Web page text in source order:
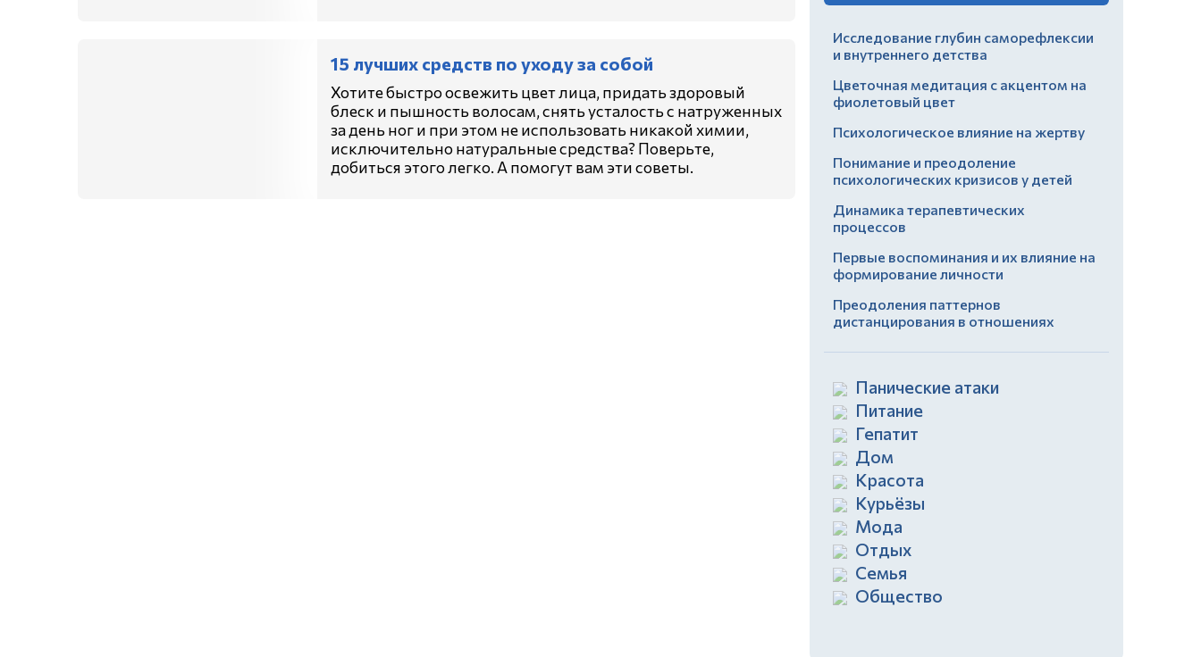
15 лучших средств по уходу за собой
Хотите быстро освежить цвет лица, придать здоровый
блеск и пышность волосам, снять усталость с натруженных
за день ног и при этом не использовать никакой химии,
исключительно натуральные средства? Поверьте,
добиться этого легко. А помогут вам эти советы.
Исследование глубин саморефлексии
и внутреннего детства
Цветочная медитация с акцентом на
фиолетовый цвет
Психологическое влияние на жертву
Понимание и преодоление
психологических кризисов у детей
Динамика терапевтических
процессов
Первые воспоминания и их влияние на
формирование личности
Преодоления паттернов
дистанцирования в отношениях
Панические атаки
Питание
Гепатит
Дом
Красота
Курьёзы
Мода
Отдых
Семья
Общество